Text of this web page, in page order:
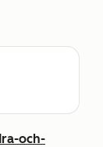
och-